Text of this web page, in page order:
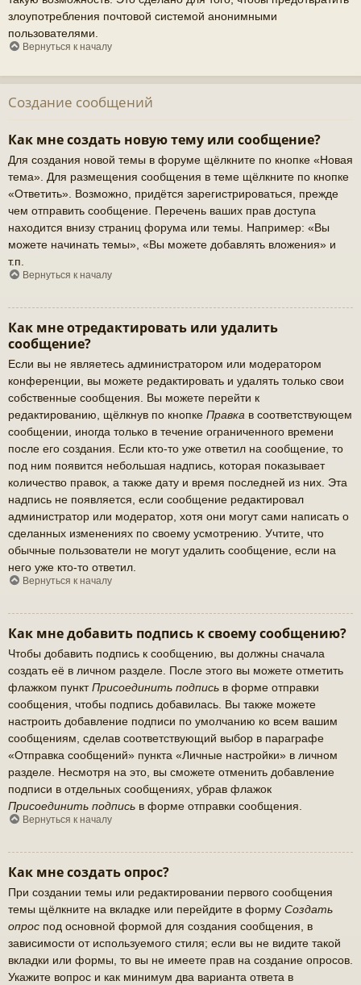
злоупотребления почтовой системой анонимными
пользователями.
Вернуться к началу
Создание сообщений
Как мне создать новую тему или сообщение?
Для создания новой темы в форуме щёлкните по кнопке «Новая
тема». Для размещения сообщения в теме щёлкните по кнопке
«Ответить». Возможно, придётся зарегистрироваться, прежде
чем отправить сообщение. Перечень ваших прав доступа
находится внизу страниц форума или темы. Например: «Вы
можете начинать темы», «Вы можете добавлять вложения» и
т.п.
Вернуться к началу
Как мне отредактировать или удалить
сообщение?
Если вы не являетесь администратором или модератором
конференции, вы можете редактировать и удалять только свои
собственные сообщения. Вы можете перейти к
редактированию, щёлкнув по кнопке Правка в соответствующем
сообщении, иногда только в течение ограниченного времени
после его создания. Если кто-то уже ответил на сообщение, то
под ним появится небольшая надпись, которая показывает
количество правок, а также дату и время последней из них. Эта
надпись не появляется, если сообщение редактировал
администратор или модератор, хотя они могут сами написать о
сделанных изменениях по своему усмотрению. Учтите, что
обычные пользователи не могут удалить сообщение, если на
него уже кто-то ответил.
Вернуться к началу
Как мне добавить подпись к своему сообщению?
Чтобы добавить подпись к сообщению, вы должны сначала
создать её в личном разделе. После этого вы можете отметить
флажком пунктПрисоединить подпись в форме отправки
сообщения, чтобы подпись добавилась. Вы также можете
настроить добавление подписи по умолчанию ко всем вашим
сообщениям, сделав соответствующий выбор в параграфе
«Отправка сообщений» пункта «Личные настройки» в личном
разделе. Несмотря на это, вы сможете отменить добавление
подписи в отдельных сообщениях, убрав флажок
Присоединить подпись в форме отправки сообщения.
Вернуться к началу
Как мне создать опрос?
При создании темы или редактировании первого сообщения
темы щёлкните на вкладке или перейдите в форму Создать
опрос под основной формой для создания сообщения, в
зависимости от используемого стиля; если вы не видите такой
вкладки или формы, то вы не имеете прав на создание опросов.
Укажите вопрос и как минимум два варианта ответа в